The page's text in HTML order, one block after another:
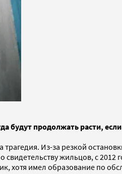
будут продолжать расти,
Из-за резкой
жильцов, с 2012
хотя имел образование по